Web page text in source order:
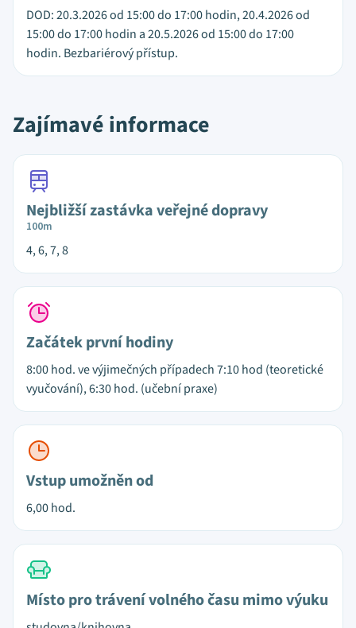
DOD: 20.3.2026 od 15:00 do 17:00 hodin, 20.4.2026 od
15:00 do 17:00 hodin a 20.5.2026 od 15:00 do 17:00
hodin. Bezbariérový přístup.
Zajímavé informace
Nejbližší zastávka veřejné dopravy
100m
4, 6, 7, 8
Začátek první hodiny
8:00 hod. ve výjimečných případech 7:10 hod (teoretické
vyučování), 6:30 hod. (učební praxe)
Vstup umožněn od
6,00 hod.
Místo pro trávení volného času mimo výuku